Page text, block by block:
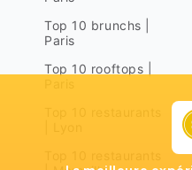
Top 10 brunchs |
Paris
Top 10 rooftops |